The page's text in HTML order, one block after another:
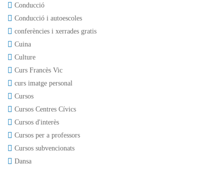
Conducció
Conducció i autoescoles
conferències i xerrades gratis
Cuina
Culture
Curs Francès Vic
curs imatge personal
Cursos
Cursos Centres Cívics
Cursos d'interès
Cursos per a professors
Cursos subvencionats
Dansa